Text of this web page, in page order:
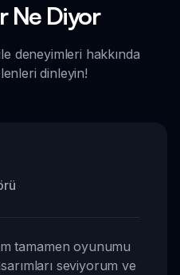
Ne Diyor
deneyimleri hakkında
dinleyin!
tamamen oyunumu
seviyorum ve